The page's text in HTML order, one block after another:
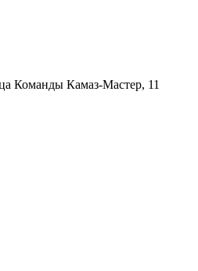
Команды Камаз-Мастер, 11